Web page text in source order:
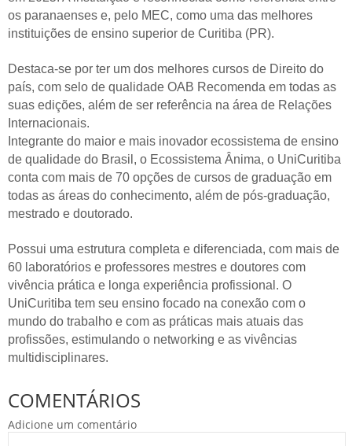
os paranaenses e, pelo MEC, como uma das melhores
instituições de ensino superior de Curitiba (PR).
Destaca-se por ter um dos melhores cursos de Direito do
país, com selo de qualidade OAB Recomenda em todas as
suas edições, além de ser referência na área de Relações
Internacionais.
Integrante do maior e mais inovador ecossistema de ensino
de qualidade do Brasil, o Ecossistema Ânima, o UniCuritiba
conta com mais de 70 opções de cursos de graduação em
todas as áreas do conhecimento, além de pós-graduação,
mestrado e doutorado.
Possui uma estrutura completa e diferenciada, com mais de
60 laboratórios e professores mestres e doutores com
vivência prática e longa experiência profissional. O
UniCuritiba tem seu ensino focado na conexão com o
mundo do trabalho e com as práticas mais atuais das
profissões, estimulando o networking e as vivências
multidisciplinares.
COMENTÁRIOS
Adicione um comentário